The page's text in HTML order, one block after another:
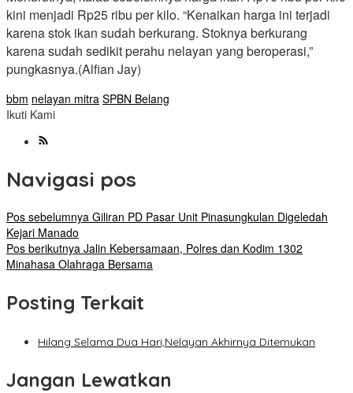
kini menjadi Rp25 ribu per kilo. “Kenaikan harga ini terjadi
karena stok ikan sudah berkurang. Stoknya berkurang
karena sudah sedikit perahu nelayan yang beroperasi,”
pungkasnya.(Alfian Jay)
bbm nelayan mitra SPBN Belang
Ikuti Kami
Navigasi pos
Pos sebelumnya Giliran PD Pasar Unit Pinasungkulan Digeledah
Kejari Manado
Pos berikutnya Jalin Kebersamaan, Polres dan Kodim 1302
Minahasa Olahraga Bersama
Posting Terkait
Hilang Selama Dua Hari,Nelayan Akhirnya Ditemukan
Jangan Lewatkan